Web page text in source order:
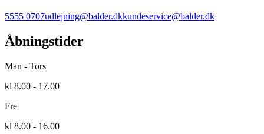
5555 0707udlejning@balder.dkkundeservice@balder.dk
Åbningstider
Man - Tors
kl 8.00 - 17.00
Fre
kl 8.00 - 16.00